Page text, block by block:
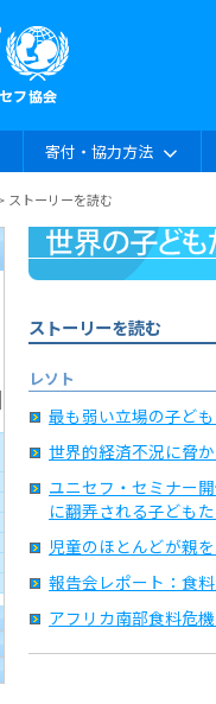
寄付・協力方法
ストーリーを読む
ストーリーを読む
レソト
最も弱い立場の子ど
世界的経済不況に脅
ユニセフ・セミナー
に翻弄される子ども
児童のほとんどが親
報告会レポート：食
アフリカ南部食料危